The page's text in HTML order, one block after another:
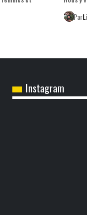
Par
Instagram